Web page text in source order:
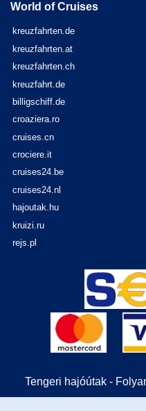
World of Cruises
kreuzfahrten.de
kreuzfahrten.at
kreuzfahrten.ch
kreuzfahrt.de
billigschiff.de
croaziera.ro
cruises.cn
crociere.it
cruises24.be
cruises24.nl
hajoutak.hu
kruizi.ru
rejs.pl
Tengeri hajóútak -